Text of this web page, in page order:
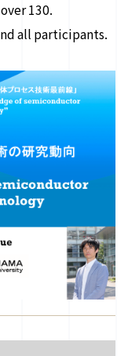
130.
all participants.